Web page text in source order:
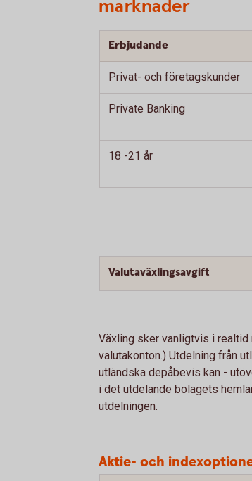
marknader
Erbjudande
Privat- och företagskunder
Private Banking
18 -21 år
Valutaväxlingsavgift
Växling sker vanligtvis i realtid
valutakonton.) Utdelning från
utländska depåbevis kan -
i det utdelande bolagets
utdelningen.
Aktie- och